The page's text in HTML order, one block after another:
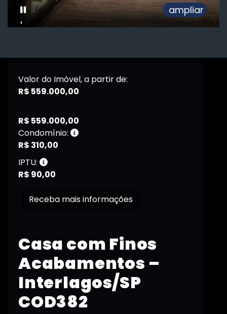
ampliar
Casa com Finos
Acabamentos –
Interlagos/SP
COD382
Valor do Imóvel, a partir de:
R$ 559.000,00
R$ 559.000,00
Condomínio:
R$ 310,00
IPTU:
R$ 90,00
Receba mais informações